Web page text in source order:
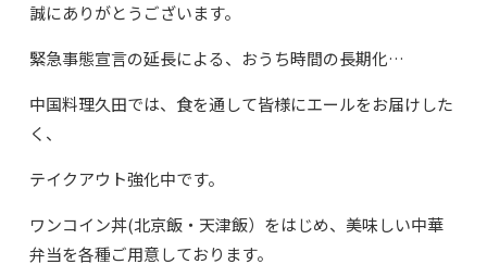
誠にありがとうございます。
緊急事態宣言の延長による、おうち時間の長期化…
中国料理久田では、食を通して皆様にエールをお届けした
く、
テイクアウト強化中です。
ワンコイン丼(北京飯・天津飯）をはじめ、美味しい中華
弁当を各種ご用意しております。